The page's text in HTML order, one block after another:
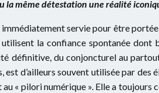
même détestation une réalité
immédiatement servie pour être
la confiance spontanée
définitive, du conjoncturel au
d’ailleurs souvent utilisée par
« pilori numérique ». Elle a